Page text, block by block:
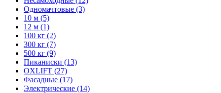
Одномачтовые (3)
10 м (5)
12 м (1)
100 кг (2)
300 кг (7)
500 кг (9)
Пиканиски (13)
OXLIFT (27)
Фасадные (17)
Электрические (14)